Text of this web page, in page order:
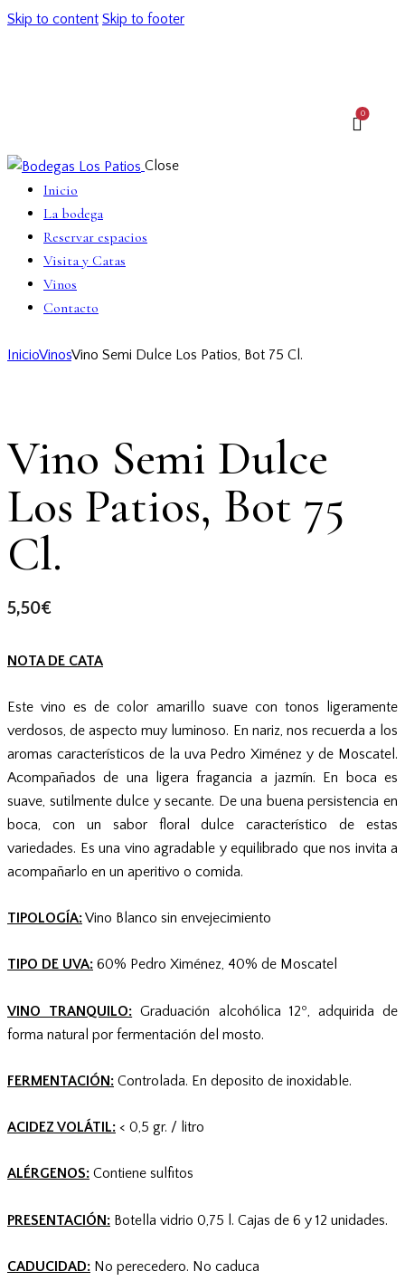
Skip to content Skip to footer
0
Close
Inicio
La bodega
Reservar espacios
Visita y Catas
Vinos
Contacto
InicioVinosVino Semi Dulce Los Patios, Bot 75 Cl.
Vino Semi Dulce
Los Patios, Bot 75
Cl.
5,50€
NOTA DE CATA
Este vino es de color amarillo suave con tonos ligeramente
verdosos, de aspecto muy luminoso. En nariz, nos recuerda a los
aromas característicos de la uva Pedro Ximénez y de Moscatel.
Acompañados de una ligera fragancia a jazmín. En boca es
suave, sutilmente dulce y secante. De una buena persistencia en
boca, con un sabor floral dulce característico de estas
variedades. Es una vino agradable y equilibrado que nos invita a
acompañarlo en un aperitivo o comida.
TIPOLOGÍA:Vino Blanco sin envejecimiento
TIPO DE UVA: 60% Pedro Ximénez, 40% de Moscatel
VINO TRANQUILO: Graduación alcohólica 12º, adquirida de
forma natural por fermentación del mosto.
FERMENTACIÓN: Controlada. En deposito de inoxidable.
ACIDEZ VOLÁTIL: < 0,5 gr. / litro
ALÉRGENOS: Contiene sulfitos
PRESENTACIÓN: Botella vidrio 0,75 l. Cajas de 6 y 12 unidades.
CADUCIDAD: No perecedero. No caduca